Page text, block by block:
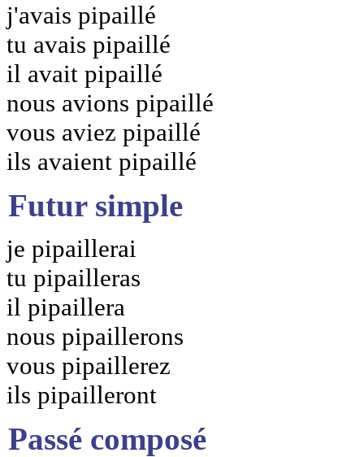
j'avais pipaillé
tu avais pipaillé
il avait pipaillé
nous avions pipaillé
vous aviez pipaillé
ils avaient pipaillé
Futur simple
je pipaillerai
tu pipailleras
il pipaillera
nous pipaillerons
vous pipaillerez
ils pipailleront
Passé composé